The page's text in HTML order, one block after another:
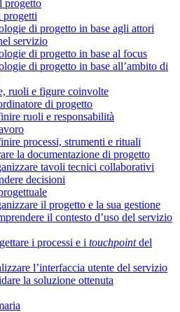
progetto
di progetto in base agli attori
servizio
di progetto in base al focus
di progetto in base all’ambito di
ruoli e figure coinvolte
di progetto
ruoli e responsabilità
processi, strumenti e rituali
la documentazione di progetto
tavoli tecnici collaborativi
decisioni
il progetto e la sua gestione
il contesto d’uso del servizio
i processi e i touchpointdel
l’interfaccia utente del servizio
la soluzione ottenuta